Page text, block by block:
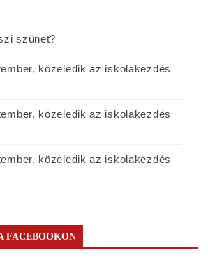
szünet?
közeledik az iskolakezdés
közeledik az iskolakezdés
közeledik az iskolakezdés
FACEBOOKON